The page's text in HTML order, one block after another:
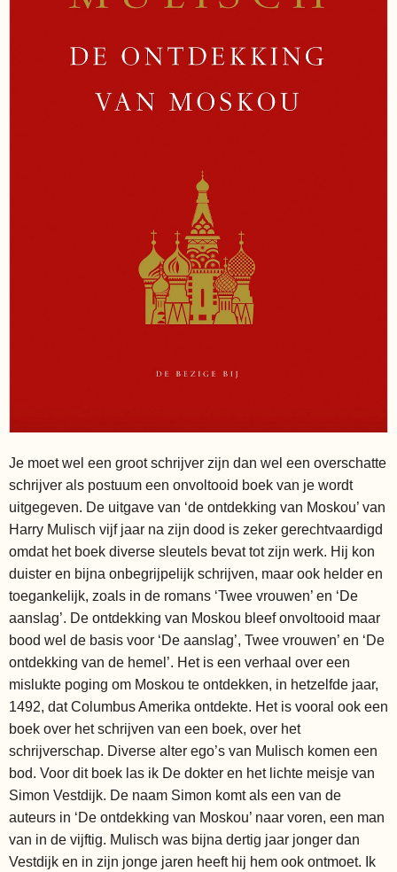
Je moet wel een groot schrijver zijn dan wel een overschatte
schrijver als postuum een onvoltooid boek van je wordt
uitgegeven. De uitgave van ‘de ontdekking van Moskou’ van
Harry Mulisch vijf jaar na zijn dood is zeker gerechtvaardigd
omdat het boek diverse sleutels bevat tot zijn werk. Hij kon
duister en bijna onbegrijpelijk schrijven, maar ook helder en
toegankelijk, zoals in de romans ‘Twee vrouwen’ en ‘De
aanslag’. De ontdekking van Moskou bleef onvoltooid maar
bood wel de basis voor ‘De aanslag’, Twee vrouwen’ en ‘De
ontdekking van de hemel’. Het is een verhaal over een
mislukte poging om Moskou te ontdekken, in hetzelfde jaar,
1492, dat Columbus Amerika ontdekte. Het is vooral ook een
boek over het schrijven van een boek, over het
schrijverschap. Diverse alter ego’s van Mulisch komen een
bod. Voor dit boek las ik De dokter en het lichte meisje van
Simon Vestdijk. De naam Simon komt als een van de
auteurs in ‘De ontdekking van Moskou’ naar voren, een man
van in de vijftig. Mulisch was bijna dertig jaar jonger dan
Vestdijk en in zijn jonge jaren heeft hij hem ook ontmoet. Ik